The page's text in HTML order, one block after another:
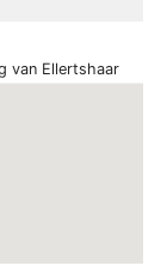
van Ellertshaar